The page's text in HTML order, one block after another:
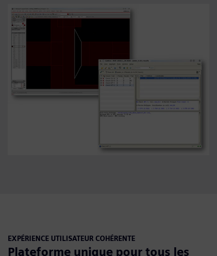
EXPÉRIENCE UTILISATEUR COHÉRENTE
Plateforme unique pour tous les